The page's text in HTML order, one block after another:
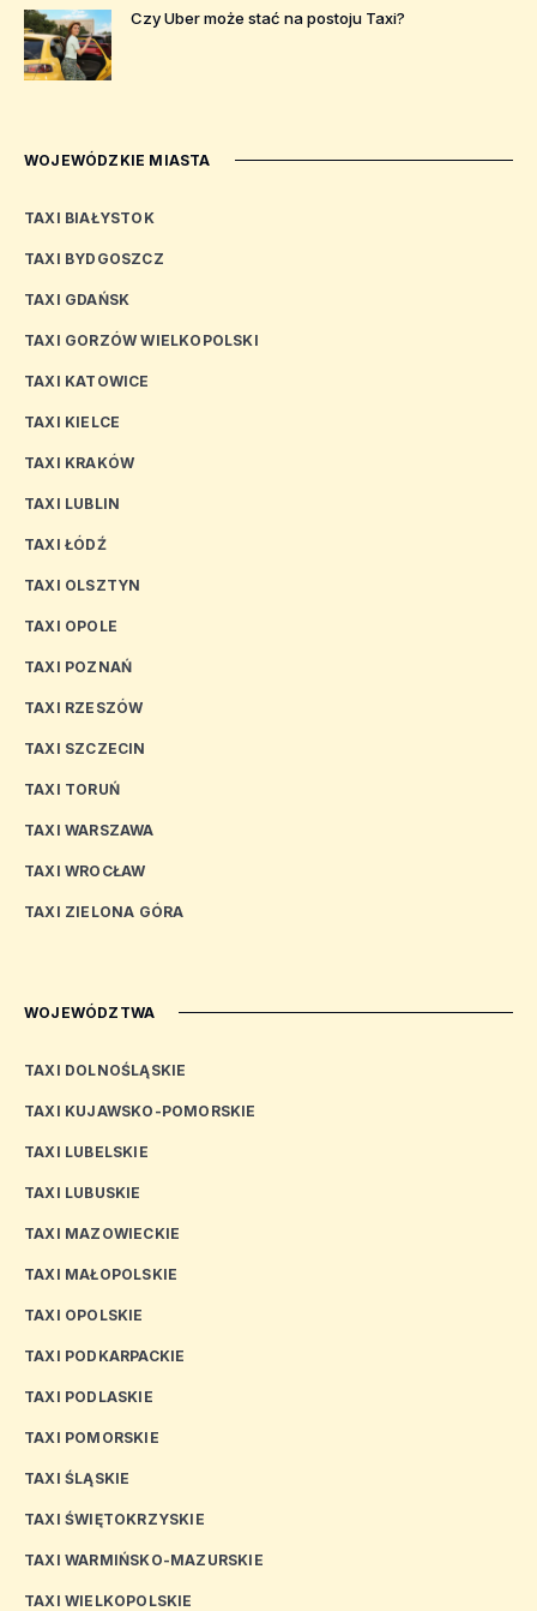
Czy Uber może stać na postoju Taxi?
WOJEWÓDZKIE MIASTA
TAXI BIAŁYSTOK
TAXI BYDGOSZCZ
TAXI GDAŃSK
TAXI GORZÓW WIELKOPOLSKI
TAXI KATOWICE
TAXI KIELCE
TAXI KRAKÓW
TAXI LUBLIN
TAXI ŁÓDŹ
TAXI OLSZTYN
TAXI OPOLE
TAXI POZNAŃ
TAXI RZESZÓW
TAXI SZCZECIN
TAXI TORUŃ
TAXI WARSZAWA
TAXI WROCŁAW
TAXI ZIELONA GÓRA
WOJEWÓDZTWA
TAXI DOLNOŚLĄSKIE
TAXI KUJAWSKO-POMORSKIE
TAXI LUBELSKIE
TAXI LUBUSKIE
TAXI MAZOWIECKIE
TAXI MAŁOPOLSKIE
TAXI OPOLSKIE
TAXI PODKARPACKIE
TAXI PODLASKIE
TAXI POMORSKIE
TAXI ŚLĄSKIE
TAXI ŚWIĘTOKRZYSKIE
TAXI WARMIŃSKO-MAZURSKIE
TAXI WIELKOPOLSKIE